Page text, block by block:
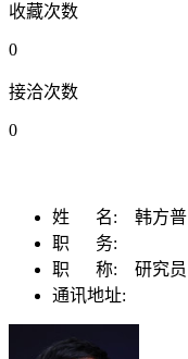
收藏次数
0
接洽次数
0
姓 名: 韩方普
职 务:
职 称: 研究员
通讯地址: